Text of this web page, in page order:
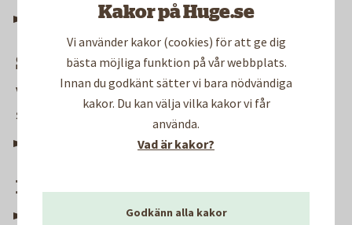
Kakor på Huge.se
Vi använder kakor (cookies) för att ge dig
bästa möjliga funktion på vår webbplats.
Innan du godkänt sätter vi bara nödvändiga
kakor. Du kan välja vilka kakor vi får
använda.
Vad är kakor?
Godkänn alla kakor
Frågor och svar om stambyte
Se vår film om stambyte
Vill du veta mer? Se gärna vår film om hur ett
stambyte går till:
Se filmen Stambyte - så här kan det gå till
Informationsmaterial om renoveringen
Oktober 2022 - Broschyr om stambyte